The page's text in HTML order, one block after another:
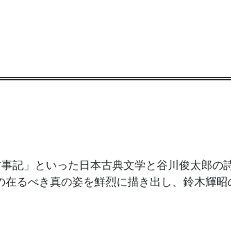
記」といった日本古典文学と谷川俊太郎の
るべき真の姿を鮮烈に描き出し、鈴木輝